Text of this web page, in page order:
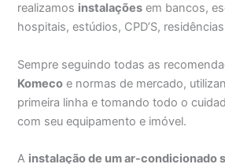
realizamos instalações em bancos,
hospitais, estúdios, CPD’S,
Sempre seguindo todas as
Komeco e normas de mercado,
primeira linha e tomando todo o
com seu equipamento e imóvel.
A instalação de um ar-condicionado